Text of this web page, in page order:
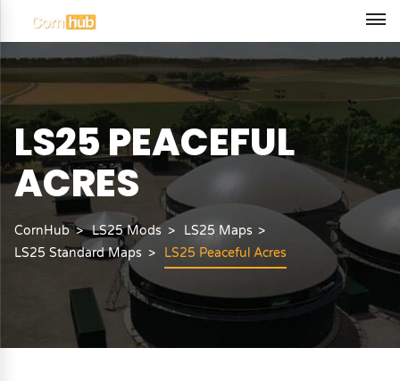
LS25 PEACEFUL
ACRES
CornHub LS25 Mods
LS25 Maps
LS25 Standard Maps
LS25 Peaceful Acres